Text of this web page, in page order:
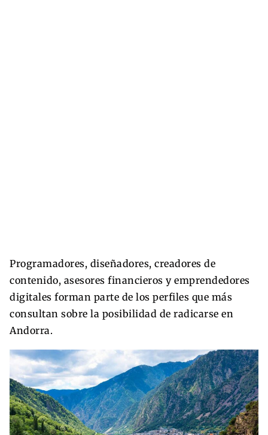
Programadores, diseñadores, creadores de
contenido, asesores financieros y emprendedores
digitales forman parte de los perfiles que más
consultan sobre la posibilidad de radicarse en
Andorra.